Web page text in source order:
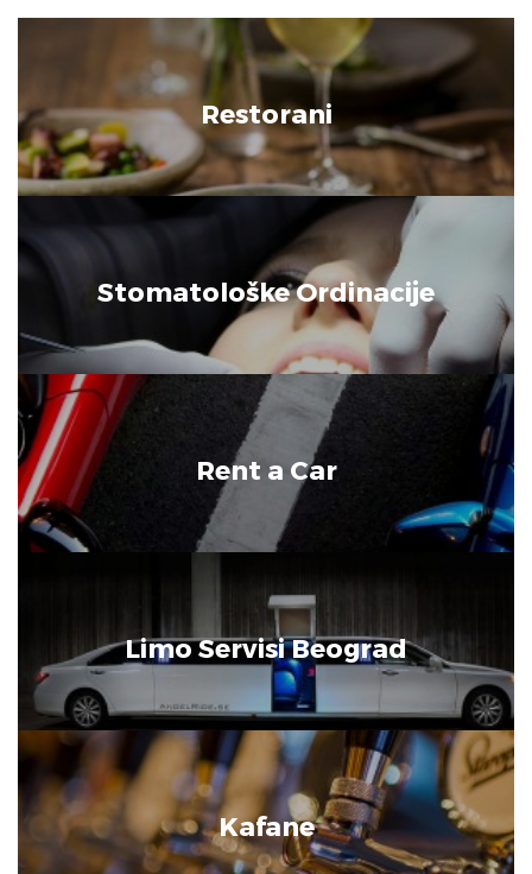
Restorani
Stomatološke Ordinacije
Rent a Car
Limo Servisi Beograd
Kafane